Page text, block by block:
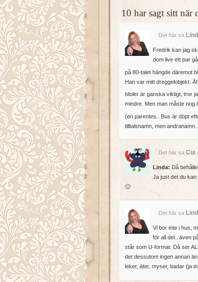
10 har sagt sitt när
Det här sa
Fredrik kan jag
dom live ett par
på 80-talet hängde däremot
Han var mitt dreggelobjekt.
Idoler är ganska viktigt, tror
mindre. Men man måste nog
(en parentes.. Bus är döpt
tilltalsnamn, men
Det här sa Cia
Linda: Då
Ja just det du kan
🙂
Det här sa
Vi bor inte i hus,
för all del.. även
står som U-format. Då ser
det dessutom ingen annan
leker, äter, myser, badar (ja